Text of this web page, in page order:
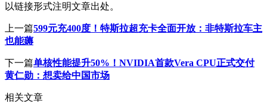
以链接形式注明文章出处。
上一篇599元充400度！特斯拉超充卡全面开放：非特斯拉车主
也能薅
下一篇单核性能提升50%！NVIDIA首款Vera CPU正式交付
黄仁勋：想卖给中国市场
相关文章